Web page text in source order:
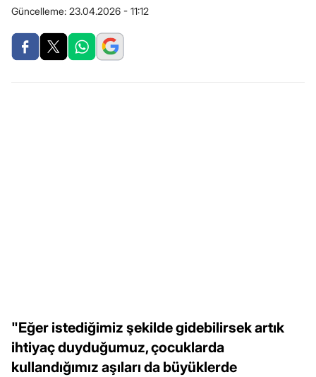
Güncelleme: 23.04.2026 - 11:12
"Eğer istediğimiz şekilde gidebilirsek artık
ihtiyaç duyduğumuz, çocuklarda
kullandığımız aşıları da büyüklerde